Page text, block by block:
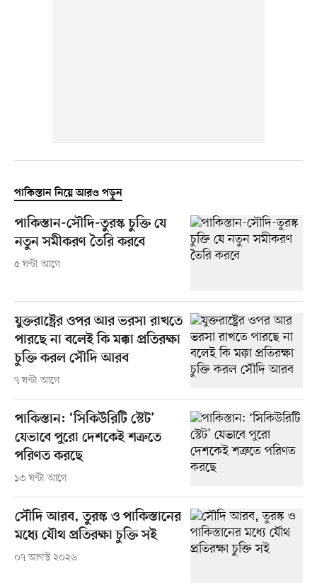
পাকিস্তান নিয়ে আরও পড়ুন
পাকিস্তান-সৌদি-তুরস্ক চুক্তি যে
নতুন সমীকরণ তৈরি করবে
৫ ঘণ্টা আগে
যুক্তরাষ্ট্রের ওপর আর ভরসা রাখতে
পারছে না বলেই কি মক্কা প্রতিরক্ষা
চুক্তি করল সৌদি আরব
৭ ঘণ্টা আগে
পাকিস্তান: ‘সিকিউরিটি স্টেট’
যেভাবে পুরো দেশকেই শত্রুতে
পরিণত করছে
১৩ ঘণ্টা আগে
সৌদি আরব, তুরস্ক ও পাকিস্তানের
মধ্যে যৌথ প্রতিরক্ষা চুক্তি সই
০৭ আগস্ট ২০২৬